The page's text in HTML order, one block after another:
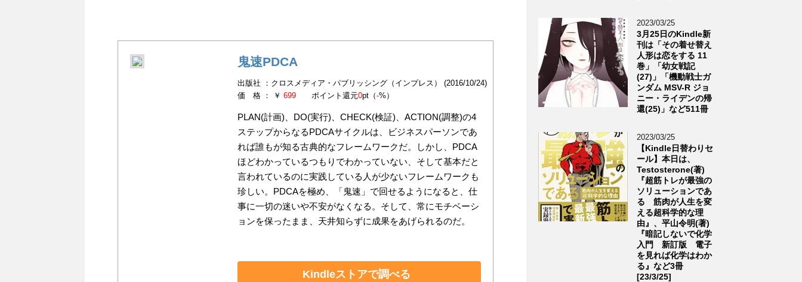
鬼速PDCA
出版社 ：クロスメディア・パブリッシング（インプレス） (2016/10/24)
価 格 ： ￥699 ポイント還元0pt（-%）
PLAN(計画)、DO(実行)、CHECK(検証)、ACTION(調整)の4
ステップからなるPDCAサイクルは、ビジネスパーソンであ
れば誰もが知る古典的なフレームワークだ。しかし、PDCA
ほどわかっているつもりでわかっていない、そして基本だと
言われているのに実践している人が少ないフレームワークも
珍しい。PDCAを極め、「鬼速」で回せるようになると、仕
事に一切の迷いや不安がなくなる。そして、常にモチベーシ
ョンを保ったまま、天井知らずに成果をあげられるのだ。
Kindleストアで調べる
2023/03/25
3月25日のKindle新
刊は「その着せ替え
人形は恋をする 11
巻」「幼女戦記
(27)」「機動戦士ガ
ンダム MSV-R ジョ
ニー・ライデンの帰
還(25)」など511冊
2023/03/25
【Kindle日替わりセ
ール】本日は、
Testosterone(著)
『超筋トレが最強の
ソリューションであ
る 筋肉が人生を変
える超科学的な理
由』、平山令明(著)
『暗記しないで化学
入門 新訂版 電子
を見れば化学はわか
る』など3冊
[23/3/25]